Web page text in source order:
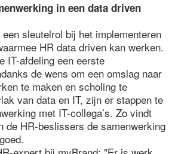
in een data driven
een sleutelrol bij het implementeren
HR data driven kan werken.
IT-afdeling een eerste
de wens om een omslag naar
te maken en scholing te
van data en IT, zijn er stappen te
met IT-collega’s. Zo vindt
de HR-beslissers de samenwerking